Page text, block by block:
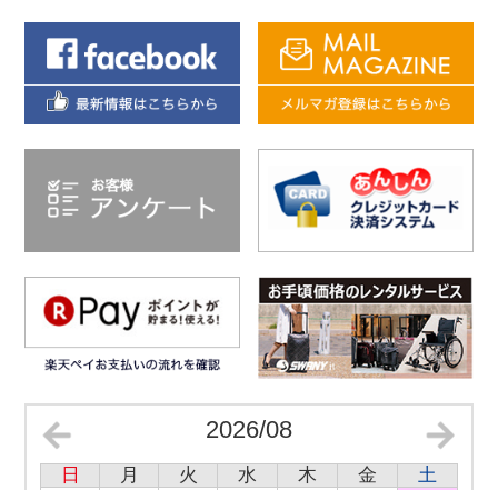
2026/08
日 月 火 水 木 金
土